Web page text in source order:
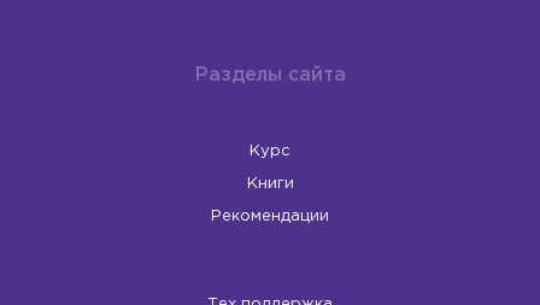
Разделы сайта
Курс
Книги
Рекомендации